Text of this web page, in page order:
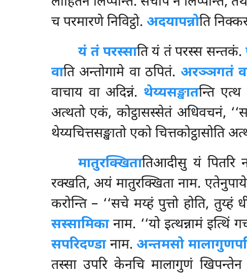
च परमारणे निविट्ठो. अदयापन्नोति
यं तं परस्साति यं तं परस्स सन्तकं.
वाति अन्तोगामे वा ठपितं. अरञ्ञगतं
वाचाय वा अदिन्नं. थेय्यसङ्खातन्ति एत्थ
अत्थतो एकं, कोट्ठासस्सेतं अधिवचनं,
थेय्यचित्तसङ्खातो एको चित्तकोट्ठासोति
मातुरक्खितातिआदीसु यं पितरि
रक्खति, अयं मातुरक्खिता नाम.
करोन्ति – ‘‘सचे मय्हं पुत्तो होति,
सस्सामिकानाम. ‘‘यो इत्थन्नामं इत्थिं
सपरिदण्डानाम. अन्तमसो
तस्सा उपरि केनचि मालागुणं खिपन्तेन